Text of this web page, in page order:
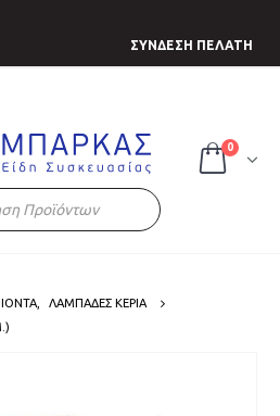
ΣΥΝΔΕΣΗ ΠΕΛΑΤΗ
0
ΛΑΜΠΑΔΕΣ ΚΕΡΙΑ